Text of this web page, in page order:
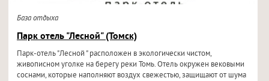
База отдыха
Парк отель "Лесной" (Томск)
Парк-отель "Лесной " расположен в экологически чистом,
живописном уголке на берегу реки Томь. Отель окружен вековыми
соснами, которые наполняют воздух свежестью, защищают от шума